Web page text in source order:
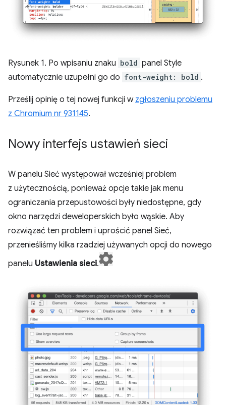
Rysunek 1. Po wpisaniu znaku bold panel Style
automatycznie uzupełni go do font-weight: bold .
Prześlij opinię o tej nowej funkcji w zgłoszeniu problemu
z Chromium nr 931145.
Nowy interfejs ustawień sieci
W panelu Sieć występował wcześniej problem
z użytecznością, ponieważ opcje takie jak menu
ograniczania przepustowości były niedostępne, gdy
okno narzędzi deweloperskich było wąskie. Aby
rozwiązać ten problem i uprościć panel Sieć,
przenieśliśmy kilka rzadziej używanych opcji do nowego
panelu Ustawienia sieci.